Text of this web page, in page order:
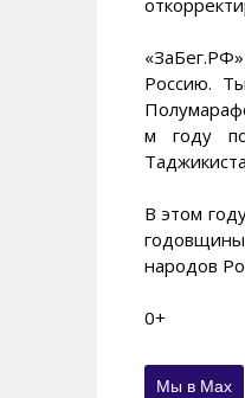
Россию.
м году
В этом
народов
0+
Мы в Max